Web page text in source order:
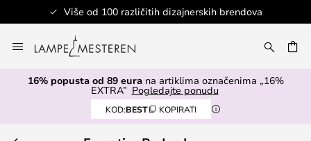
Više od 100 različitih dizajnerskih brendova
to
Content
16% popusta od 89 eurana artiklima označenima „16%
EXTRA” Pogledajte ponudu
KOD:BEST KOPIRATI